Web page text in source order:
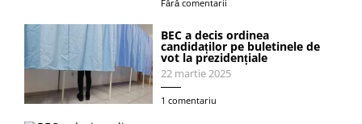
Fără comentarii
BEC a decis ordinea
candidaților pe buletinele de
vot la prezidențiale
22 martie 2025
1 comentariu